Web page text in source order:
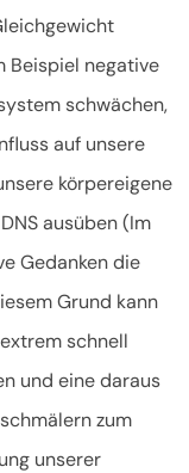
Beispiel negative
schwächen,
auf unsere
körpereigene
ausüben (Im
Gedanken die
Grund kann
schnell
und eine daraus
zum
unserer